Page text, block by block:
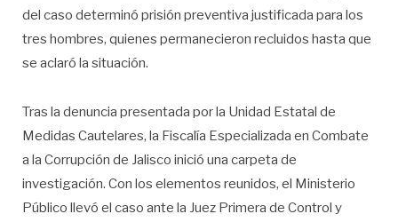
del caso determinó prisión preventiva justificada para los
tres hombres, quienes permanecieron recluidos hasta que
se aclaró la situación.
Tras la denuncia presentada por la Unidad Estatal de
Medidas Cautelares, la Fiscalía Especializada en Combate
a la Corrupción de Jalisco inició una carpeta de
investigación. Con los elementos reunidos, el Ministerio
Público llevó el caso ante la Juez Primera de Control y